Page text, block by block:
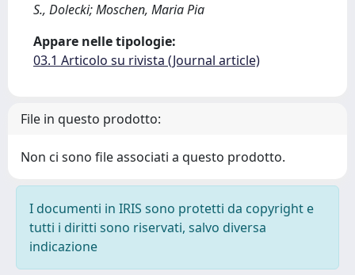
S., Dolecki; Moschen, Maria Pia
Appare nelle tipologie:
03.1 Articolo su rivista (Journal article)
File in questo prodotto:
Non ci sono file associati a questo prodotto.
I documenti in IRIS sono protetti da copyright e
tutti i diritti sono riservati, salvo diversa
indicazione